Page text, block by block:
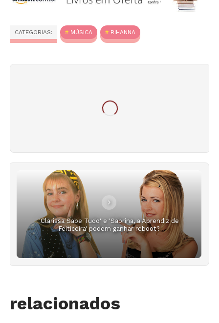
CATEGORIAS: MÚSICA RIHANNA
'Clarissa Sabe Tudo' e 'Sabrina, a Aprendiz de
Feiticeira' podem ganhar reboot?
relacionados